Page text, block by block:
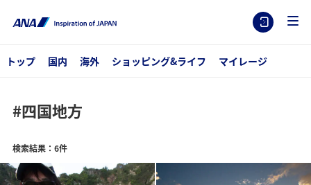
トップ 国内 海外 ショッピング&ライフ マイレージ
#四国地方
検索結果：6件